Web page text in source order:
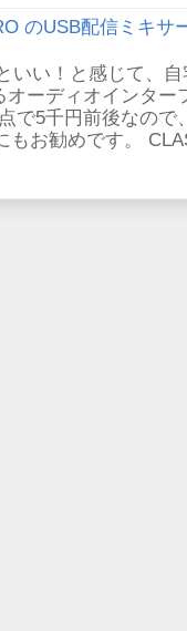
のUSB配信ミキサ
いい！と感じて、
オーディオインタ
で5千円前後なの
もお勧めです。